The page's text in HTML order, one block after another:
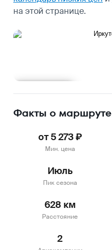
на этой странице.
Факты о маршруте
от 5 273 ₽
Мин. цена
Июль
Пик сезона
628 км
Расстояние
2